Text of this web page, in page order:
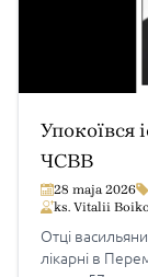
Упокоївся
ЧСВВ
28 maja 2026
ks. Vitalii Boiko
Отці
лікарні в